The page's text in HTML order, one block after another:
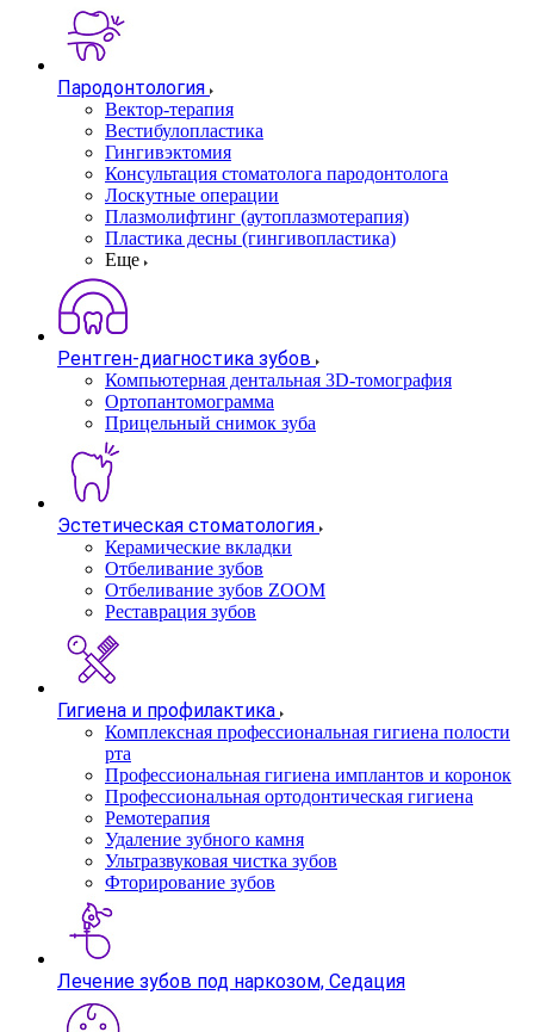
Пародонтология
Вектор-терапия
Вестибулопластика
Гингивэктомия
Консультация стоматолога пародонтолога
Лоскутные операции
Плазмолифтинг (аутоплазмотерапия)
Пластика десны (гингивопластика)
Еще
Рентген-диагностика зубов
Компьютерная дентальная 3D-томография
Ортопантомограмма
Прицельный снимок зуба
Эстетическая стоматология
Керамические вкладки
Отбеливание зубов
Отбеливание зубов ZOOM
Реставрация зубов
Гигиена и профилактика
Комплексная профессиональная гигиена полости
рта
Профессиональная гигиена имплантов и коронок
Профессиональная ортодонтическая гигиена
Ремотерапия
Удаление зубного камня
Ультразвуковая чистка зубов
Фторирование зубов
Лечение зубов под наркозом, Седация